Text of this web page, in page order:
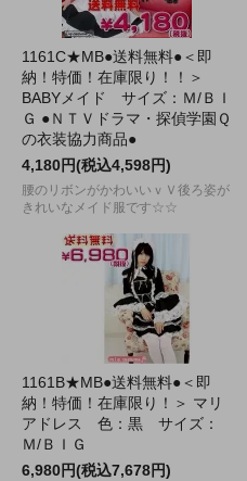
1161C★MB●送料無料●＜即
納！特価！在庫限り！！＞
BABYメイド サイズ：Ｍ/ＢＩ
Ｇ ●ＮＴＶドラマ・探偵学園Ｑ
の衣装協力商品●
4,180円(税込4,598円)
腰のリボンがかわいいｖＶ後ろ姿が
きれいなメイド服です☆☆
1161B★MB●送料無料●＜即
納！特価！在庫限り！＞ マリ
アドレス 色：黒 サイズ：
Ｍ/ＢＩＧ
6,980円(税込7,678円)